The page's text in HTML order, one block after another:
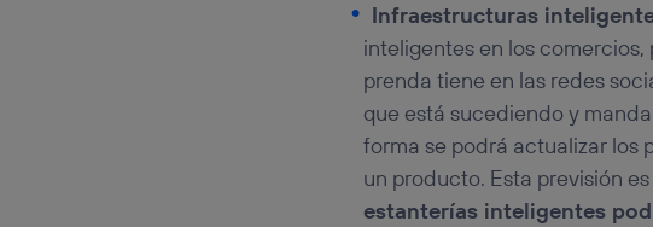
Infraestructuras
inteligentes en los comercios,
prenda tiene en las redes
que está sucediendo y
forma se podrá actualizar los
un producto. Esta previsión
estanterías inteligentes